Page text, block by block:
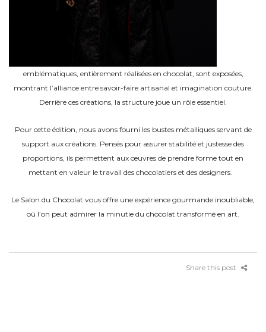
emblématiques, entièrement réalisées en chocolat, sont exposées,
montrant l’alliance entre savoir-faire artisanal et imagination couture.
Derrière ces créations, la structure joue un rôle essentiel.
Pour cette édition, nous avons fourni les bustes métalliques servant de
support aux créations. Pensés pour assurer stabilité et justesse des
proportions, ils permettent aux œuvres de prendre forme tout en
mettant en valeur le travail des chocolatiers et des designers.
Le Salon du Chocolat vous offre une expérience gourmande inoubliable,
où l’on peut admirer la minutie du chocolat transformé en art.
Share this post